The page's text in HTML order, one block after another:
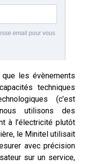
les évènements
techniques
(c’est
utilisons des
à l’électricité plutôt
le Minitel utilisait
avec précision
sur un service,